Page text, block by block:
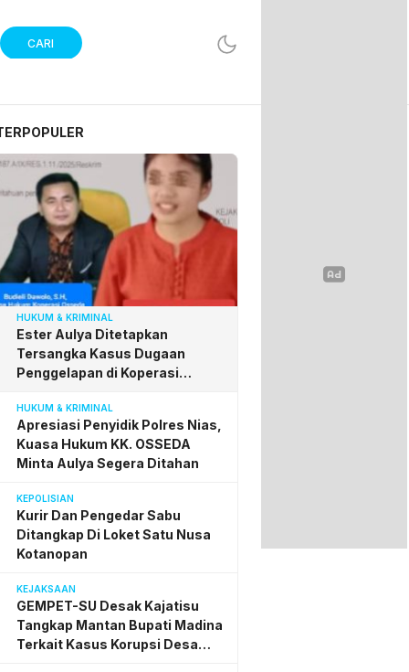
CARI
HUKUM & KRIMINAL
Ester Aulya Ditetapkan
Tersangka Kasus Dugaan
Penggelapan di Koperasi
Penyidik Polres Nias
HUKUM & KRIMINAL
Apresiasi Penyidik Polres Nias,
Kuasa Hukum KK. OSSEDA
Minta Aulya Segera Ditahan
KEPOLISIAN
Kurir Dan Pengedar Sabu
Ditangkap Di Loket Satu Nusa
Kotanopan
KEJAKSAAN
GEMPET-SU Desak Kajatisu
Tangkap Mantan Bupati Madina
Terkait Kasus Korupsi Desa